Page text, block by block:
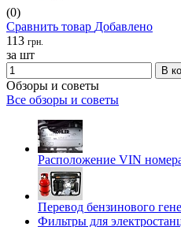
(0)
Сравнить товар Добавлено
113 грн.
за шт
В
Обзоры и советы
Все обзоры и советы
Расположение VIN
Перевод бензинового
Фильтры для